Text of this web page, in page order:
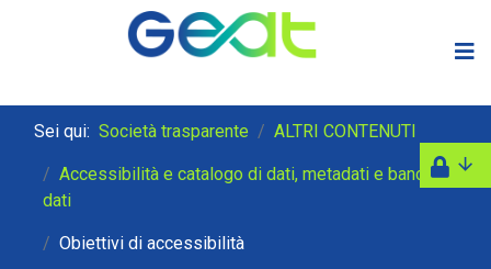
Sei qui: Società trasparente ALTRI CONTENUTI
Accessibilità e catalogo di dati, metadati e banche
dati
Obiettivi di accessibilità